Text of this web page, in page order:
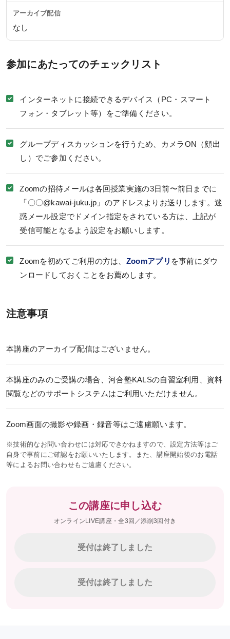
アーカイブ配信
なし
参加にあたってのチェックリスト
インターネットに接続できるデバイス（PC・スマート
フォン・タブレット等）をご準備ください。
グループディスカッションを行うため、カメラON（顔出
し）でご参加ください。
Zoomの招待メールは各回授業実施の3日前〜前日までに
「〇〇@kawai-juku.jp」のアドレスよりお送りします。迷
惑メール設定でドメイン指定をされている方は、上記が
受信可能となるよう設定をお願いします。
Zoomを初めてご利用の方は、 Zoomアプリ を事前にダウ
ンロードしておくことをお薦めします。
注意事項
本講座のアーカイブ配信はございません。
本講座のみのご受講の場合、河合塾KALSの自習室利用、資料
閲覧などのサポートシステムはご利用いただけません。
Zoom画面の撮影や録画・録音等はご遠慮願います。
※技術的なお問い合わせには対応できかねますので、設定方法等はご
自身で事前にご確認をお願いいたします。また、講座開始後のお電話
等によるお問い合わせもご遠慮ください。
この講座に申し込む
オンラインLIVE講座・全3回／添削3回付き
受付は終了しました
受付は終了しました